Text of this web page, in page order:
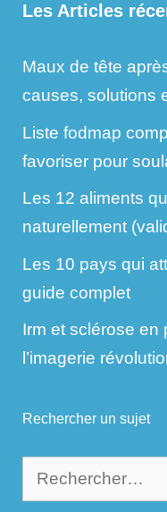
Les Articles
Maux de tête
causes, solutions
Liste fodmap
favoriser pour
Les 12 aliments
naturellement
Les 10 pays qui
guide complet
Irm et sclérose en
l’imagerie
Rechercher un sujet
Rechercher :